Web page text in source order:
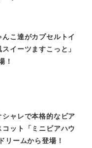
こ達がカプセルトイ
イーツますこっと」
！
ャレで本格的なビア
ット「ミニビアハウ
リームから登場！